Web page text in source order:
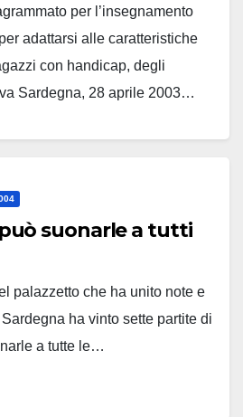
per l’insegnamento
adattarsi alle caratteristiche
con handicap, degli
Sardegna, 28 aprile 2003…
suonarle a tutti
palazzetto che ha unito note e
ha vinto sette partite di
a tutte le…